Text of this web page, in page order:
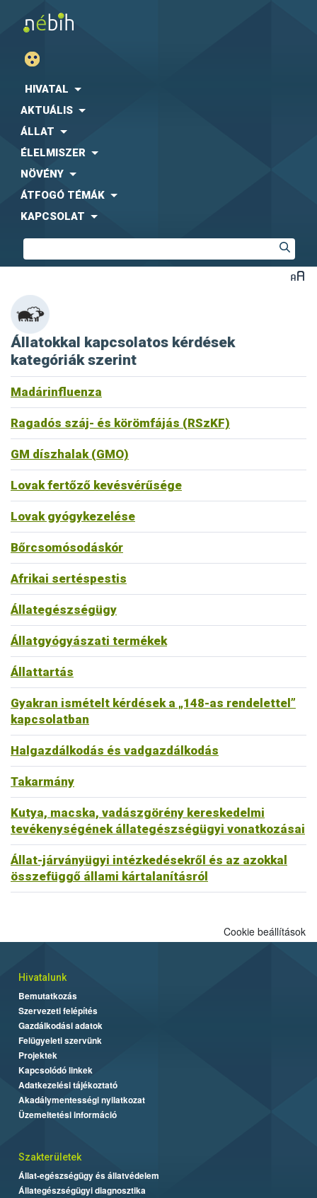
HIVATAL
AKTUÁLIS
ÁLLAT
ÉLELMISZER
NÖVÉNY
ÁTFOGÓ TÉMÁK
KAPCSOLAT
Állatokkal kapcsolatos kérdések
kategóriák szerint
Madárinfluenza
Ragadós száj- és körömfájás (RSzKF)
GM díszhalak (GMO)
Lovak fertőző kevésvérűsége
Lovak gyógykezelése
Bőrcsomósodáskór
Afrikai sertéspestis
Állategészségügy
Állatgyógyászati termékek
Állattartás
Gyakran ismételt kérdések a „148-as rendelettel”
kapcsolatban
Halgazdálkodás és vadgazdálkodás
Takarmány
Kutya, macska, vadászgörény kereskedelmi
tevékenységének állategészségügyi vonatkozásai
Állat-járványügyi intézkedésekről és az azokkal
összefüggő állami kártalanításról
Cookie beállítások
Hivatalunk
Bemutatkozás
Szervezeti felépítés
Gazdálkodási adatok
Felügyeleti szervünk
Projektek
Kapcsolódó linkek
Adatkezelési tájékoztató
Akadálymentességi nyilatkozat
Üzemeltetési információ
Szakterületek
Állat-egészségügy és állatvédelem
Állategészségügyi diagnosztika